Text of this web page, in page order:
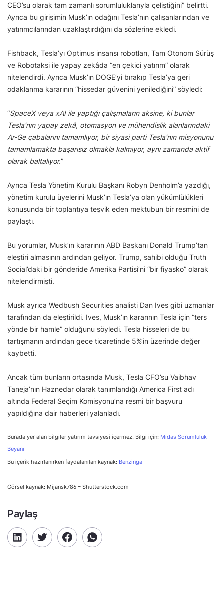
CEO’su olarak tam zamanlı sorumluluklarıyla çeliştiğini” belirtti.
Ayrıca bu girişimin Musk’ın odağını Tesla’nın çalışanlarından ve
yatırımcılarından uzaklaştırdığını da sözlerine ekledi.
Fishback, Tesla’yı Optimus insansı robotları, Tam Otonom Sürüş
ve Robotaksi ile yapay zekâda “en çekici yatırım” olarak
nitelendirdi. Ayrıca Musk’ın DOGE’yi bırakıp Tesla’ya geri
odaklanma kararının “hissedar güvenini yenilediğini” söyledi:
“SpaceX veya xAI ile yaptığı çalışmaların aksine, ki bunlar
Tesla’nın yapay zekâ, otomasyon ve mühendislik alanlarındaki
Ar-Ge çabalarını tamamlıyor, bir siyasi parti Tesla’nın misyonunu
tamamlamakta başarısız olmakla kalmıyor, aynı zamanda aktif
olarak baltalıyor.”
Ayrıca Tesla Yönetim Kurulu Başkanı Robyn Denholm’a yazdığı,
yönetim kurulu üyelerini Musk’ın Tesla’ya olan yükümlülükleri
konusunda bir toplantıya teşvik eden mektubun bir resmini de
paylaştı.
Bu yorumlar, Musk’ın kararının ABD Başkanı Donald Trump’tan
eleştiri almasının ardından geliyor. Trump, sahibi olduğu Truth
Social’daki bir gönderide Amerika Partisi’ni “bir fiyasko” olarak
nitelendirmişti.
Musk ayrıca Wedbush Securities analisti Dan Ives gibi uzmanlar
tarafından da eleştirildi. Ives, Musk’ın kararının Tesla için “ters
yönde bir hamle” olduğunu söyledi. Tesla hisseleri de bu
tartışmanın ardından gece ticaretinde 5%’in üzerinde değer
kaybetti.
Ancak tüm bunların ortasında Musk, Tesla CFO’su Vaibhav
Taneja’nın Haznedar olarak tanımlandığı America First adı
altında Federal Seçim Komisyonu’na resmi bir başvuru
yapıldığına dair haberleri yalanladı.
Burada yer alan bilgiler yatırım tavsiyesi içermez. Bilgi için: Midas Sorumluluk
Beyanı
Bu içerik hazırlanırken faydalanılan kaynak: Benzinga
Görsel kaynak: Mijansk786 – Shutterstock.com
Paylaş